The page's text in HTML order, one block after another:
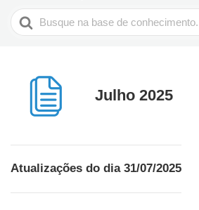
Pesquisar
Julho 2025
Atualizações do dia 31/07/2025